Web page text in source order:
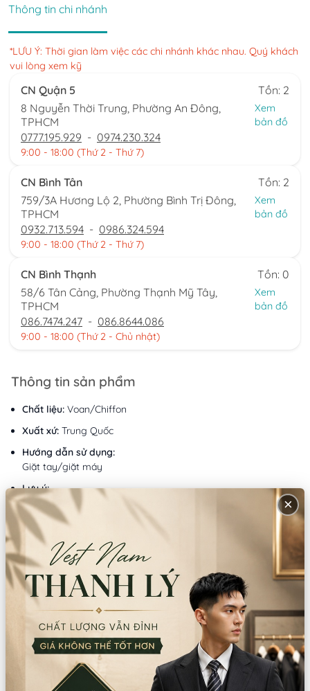
Thông tin chi nhánh
*LƯU Ý: Thời gian làm việc các chi nhánh khác nhau. Quý khách
vui lòng xem kỹ
CN Quận 5
Tồn: 2
8 Nguyễn Thời Trung, Phường An Đông,
TPHCM
Xem
bản đồ
0777.195.929 - 0974.230.324
9:00 - 18:00 (Thứ 2 - Thứ 7)
CN Bình Tân
Tồn: 2
759/3A Hương Lộ 2, Phường Bình Trị Đông,
TPHCM
Xem
bản đồ
0932.713.594 - 0986.324.594
9:00 - 18:00 (Thứ 2 - Thứ 7)
CN Bình Thạnh
Tồn: 0
58/6 Tân Cảng, Phường Thạnh Mỹ Tây,
TPHCM
Xem
bản đồ
086.7474.247 - 086.8644.086
9:00 - 18:00 (Thứ 2 - Chủ nhật)
Thông tin sản phẩm
Chất liệu: Voan/Chiffon
Xuất xứ: Trung Quốc
Hướng dẫn sử dụng:
Giặt tay/giặt máy
Lưu ý:
Không dùng thuốc tẩy Không giặt bằng nước sôi
Mô tả sản phẩm
×